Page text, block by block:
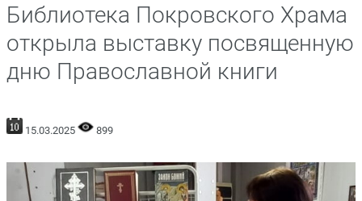
Библиотека Покровского Храма
открыла выставку посвященную
дню Православной книги
15.03.2025 899